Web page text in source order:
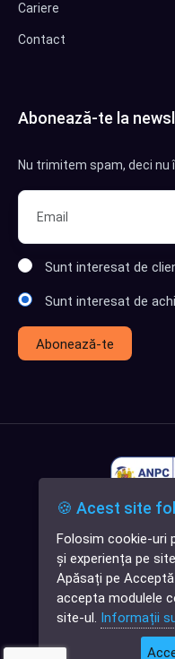
Cariere
Contact
Abonează-te la
Nu trimitem spam, deci nu
Sunt interesat de
Sunt interesat de
Abonează-te
🍪 Acest site
Folosim cookie-uri
și experiența pe
Apăsați pe
accepta modulele
site-ul. Informații